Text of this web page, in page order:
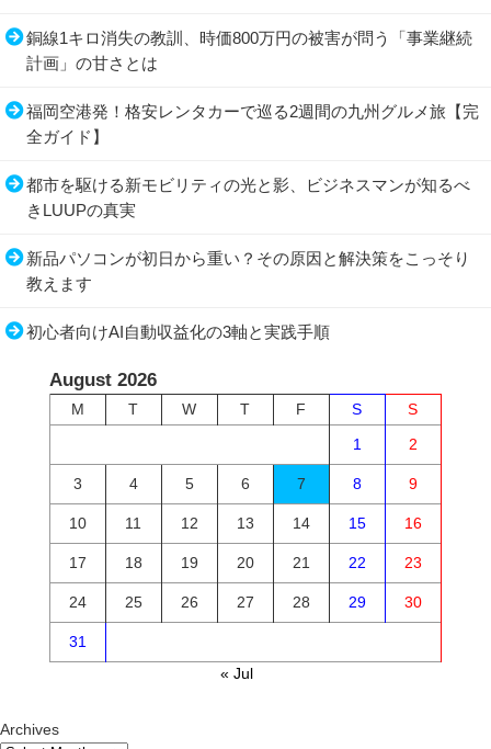
銅線1キロ消失の教訓、時価800万円の被害が問う「事業継続
計画」の甘さとは
福岡空港発！格安レンタカーで巡る2週間の九州グルメ旅【完
全ガイド】
都市を駆ける新モビリティの光と影、ビジネスマンが知るべ
きLUUPの真実
新品パソコンが初日から重い？その原因と解決策をこっそり
教えます
初心者向けAI自動収益化の3軸と実践手順
August 2026
M T W T F S
S
1
2
3 4 5 6 7 8 9
10 11 12 13 14 15 16
17 18 19 20 21 22 23
24 25 26 27 28 29 30
31
« Jul
Archives